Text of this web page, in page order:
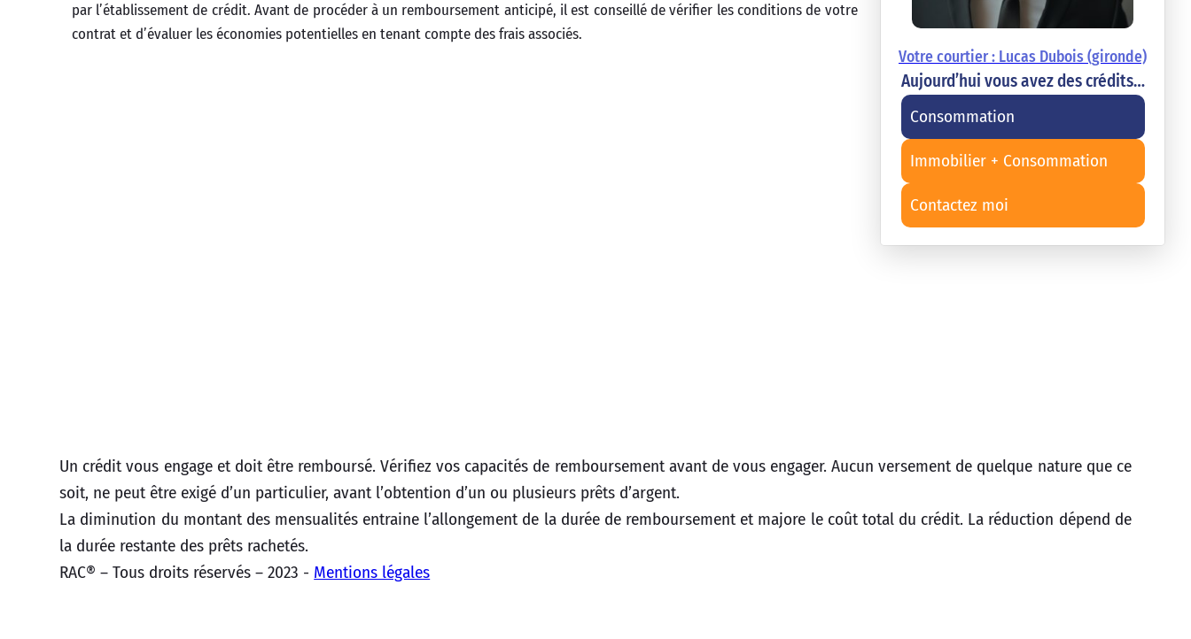
par l’établissement de crédit. Avant de procéder à un remboursement anticipé, il est conseillé de vérifier les conditions de votre
contrat et d’évaluer les économies potentielles en tenant compte des frais associés.
Votre courtier : Lucas Dubois (gironde)
Aujourd’hui vous avez des crédits…
Consommation
Immobilier + Consommation
Contactez moi
Un crédit vous engage et doit être remboursé. Vérifiez vos capacités de remboursement avant de vous engager. Aucun versement de quelque nature que ce
soit, ne peut être exigé d’un particulier, avant l’obtention d’un ou plusieurs prêts d’argent.
La diminution du montant des mensualités entraine l’allongement de la durée de remboursement et majore le coût total du crédit. La réduction dépend de
la durée restante des prêts rachetés.
RAC® – Tous droits réservés – 2023 - Mentions légales